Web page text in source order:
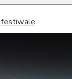
festiwale